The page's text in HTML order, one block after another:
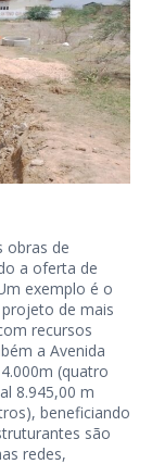
obras de
a oferta de
exemplo é o
de mais
recursos
a Avenida
(quatro
8.945,00 m
beneficiando
são
redes,